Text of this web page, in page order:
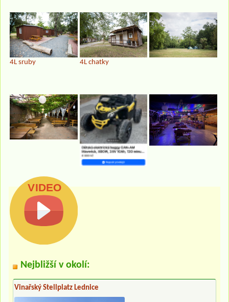
4L sruby 4L chatky
Nejbližší v okolí:
Vinařský Stellplatz Lednice